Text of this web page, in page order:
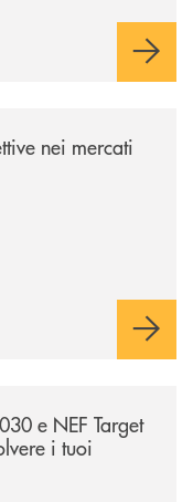
nei mercati
e NEF Target
i tuoi